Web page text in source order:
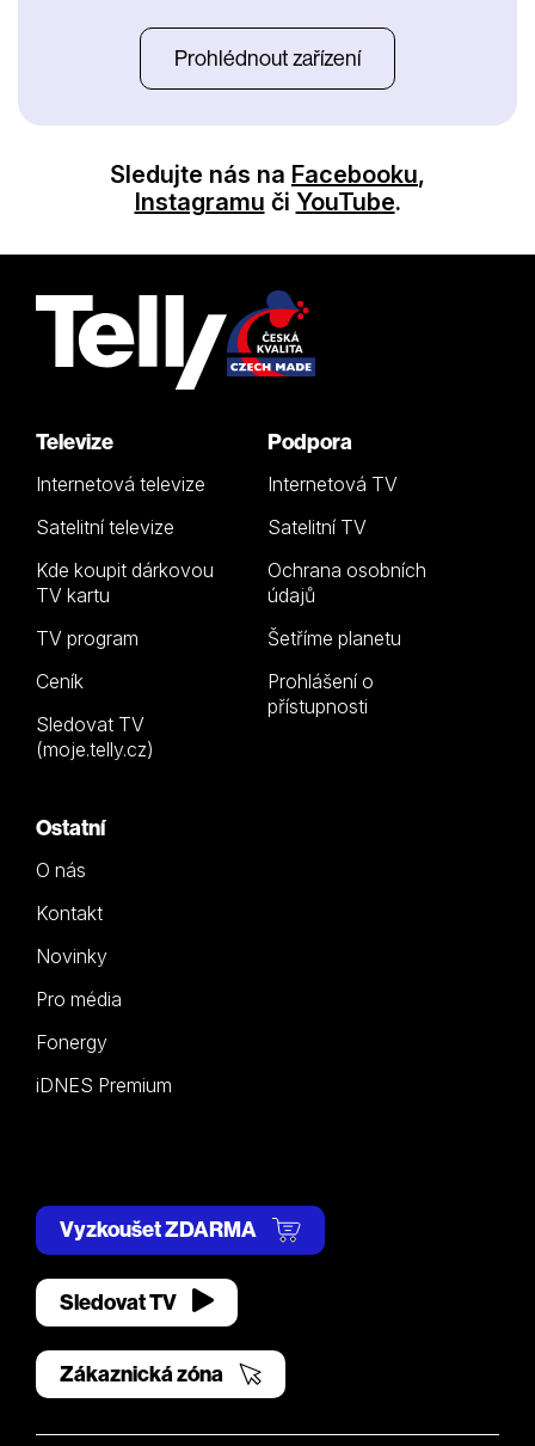
Prohlédnout zařízení
Sledujte nás na Facebooku,
Instagramu či YouTube.
Televize
Internetová televize
Satelitní televize
Kde koupit dárkovou
TV kartu
TV program
Ceník
Sledovat TV
(moje.telly.cz)
Podpora
Internetová TV
Satelitní TV
Ochrana osobních
údajů
Šetříme planetu
Prohlášení o
přístupnosti
Ostatní
O nás
Kontakt
Novinky
Pro média
Fonergy
iDNES Premium
Vyzkoušet ZDARMA
Sledovat TV
Zákaznická zóna